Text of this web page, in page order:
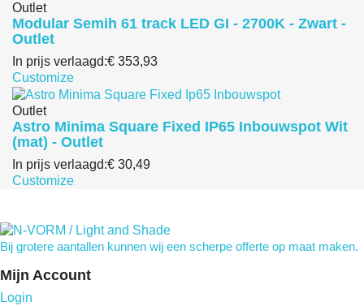
Outlet
Modular Semih 61 track LED GI - 2700K - Zwart -
Outlet
In prijs verlaagd:€ 353,93
Customize
Outlet
Astro Minima Square Fixed IP65 Inbouwspot Wit
(mat) - Outlet
In prijs verlaagd:€ 30,49
Customize
Bij grotere aantallen kunnen wij een scherpe offerte op maat maken.
Mijn Account
Login